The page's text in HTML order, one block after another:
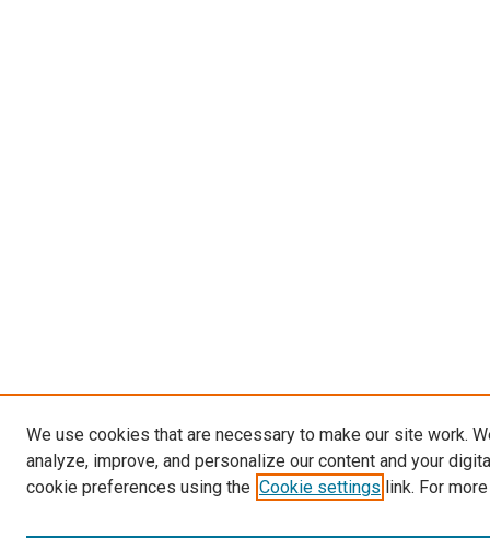
We use cookies that are necessary to make our site work.
analyze, improve, and personalize our content and your
cookie preferences using the Cookie settings link. For